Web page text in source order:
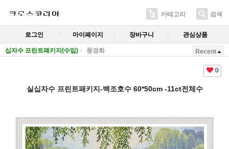
카테고리 검색
로그인 마이페이지 장바구니 관심상품
십자수 프린트패키지(수입) 풍경화 Recent
0
실십자수 프린트패키지-백조호수 60*50cm -11ct전체수